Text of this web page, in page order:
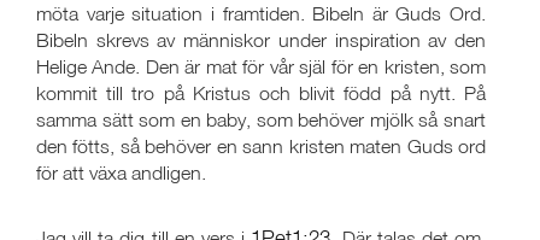
möta varje situation i framtiden. Bibeln är Guds Ord.
Bibeln skrevs av människor under inspiration av den
Helige Ande. Den är mat för vår själ för en kristen, som
kommit till tro på Kristus och blivit född på nytt. På
samma sätt som en baby, som behöver mjölk så snart
den fötts, så behöver en sann kristen maten Guds ord
för att växa andligen.